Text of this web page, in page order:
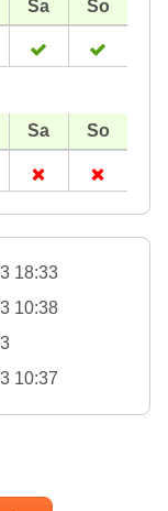
18:33
10:38
10:37